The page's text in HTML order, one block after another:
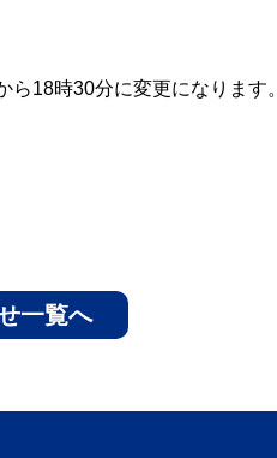
ら18時30分に変更になります
一覧へ